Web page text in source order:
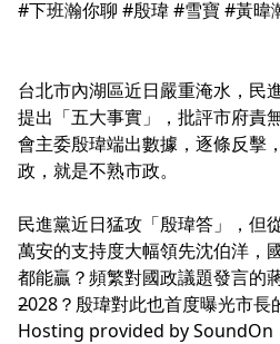
#下班瀚你聊 #殷瑋 #雪寶 #黃暐
台北市內湖區近日嚴重淹水，民
提出「五大事實」，批評市府責
會主委殷瑋端出數據，逐條反擊
政，就是不熟市政。
民進黨近日猛攻「殷瑋答」，但
萬安的支持度大幅領先沈伯洋，
都能贏？頻繁對國政議題發言的
2028？殷瑋對此也首度曝光市長
--
Hosting provided bySoundOn